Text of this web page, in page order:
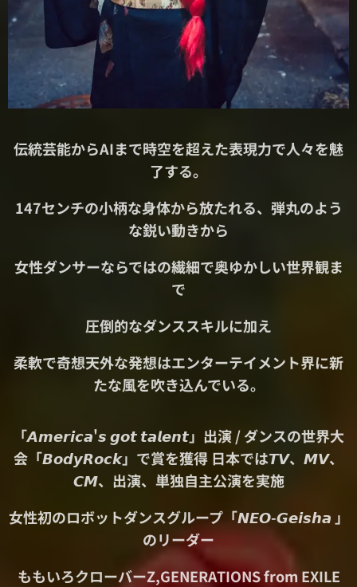
伝統芸能からAIまで時空を超えた表現力で人々を魅
了する。
147センチの小柄な身体から放たれる、弾丸のよう
な鋭い動きから
女性ダンサーならではの繊細で奥ゆかしい世界観ま
で
圧倒的なダンススキルに加え
柔軟で奇想天外な発想はエンターテイメント界に新
たな風を吹き込んでいる。
「𝘼𝙢𝙚𝙧𝙞𝙘𝙖'𝙨 𝙜𝙤𝙩 𝙩𝙖𝙡𝙚𝙣𝙩」出演 / ダンスの世界大
会「𝘽𝙤𝙙𝙮𝙍𝙤𝙘𝙠」で賞を獲得 日本では𝙏𝙑、𝙈𝙑、
𝘾𝙈、出演、単独自主公演を実施
女性初のロボットダンスグループ「𝙉𝙀𝙊-𝙂𝙚𝙞𝙨𝙝𝙖 」
のリーダー
ももいろクローバーZ,GENERATIONS from EXILE